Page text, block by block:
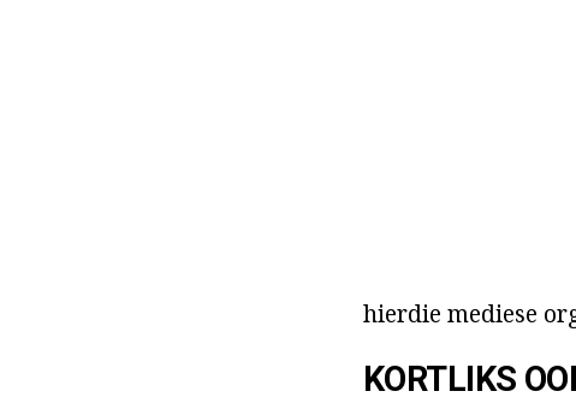
hierdie mediese
KORTLIKS